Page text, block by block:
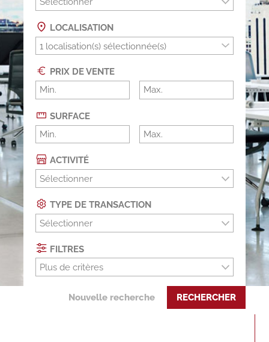
LOCALISATION
PRIX DE VENTE
SURFACE
ACTIVITÉ
Sélectionner
TYPE DE TRANSACTION
Sélectionner
FILTRES
Plus de critères
Nouvelle recherche RECHERCHER